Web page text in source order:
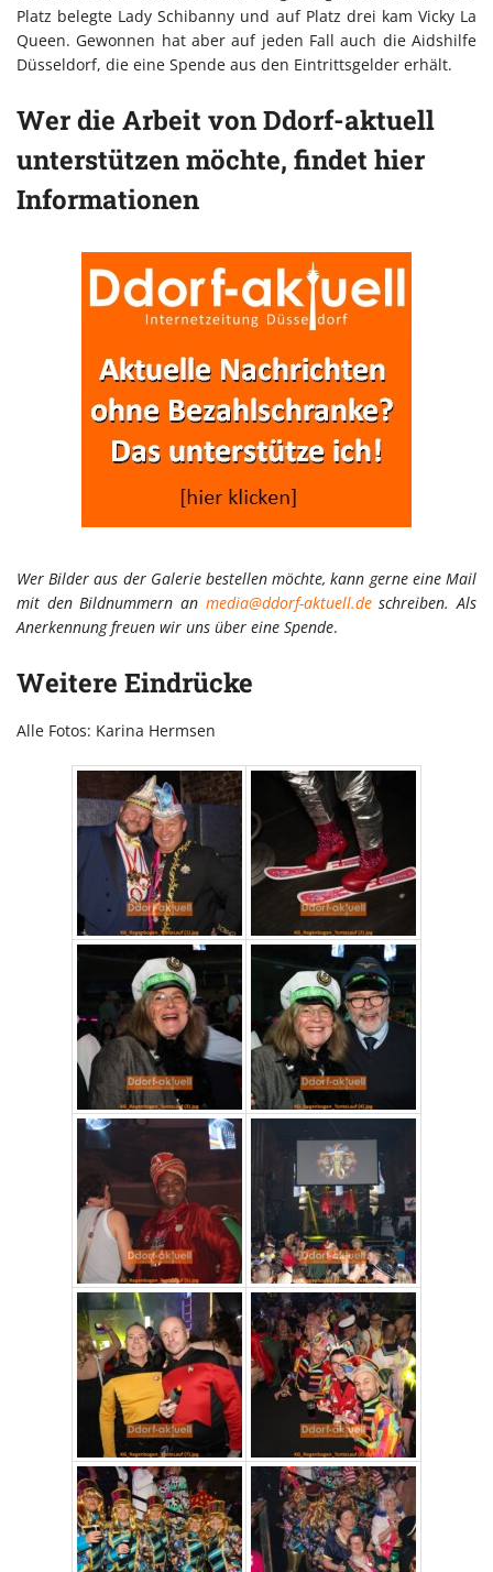
Platz belegte Lady Schibanny und auf Platz drei kam Vicky La
Queen. Gewonnen hat aber auf jeden Fall auch die Aidshilfe
Düsseldorf, die eine Spende aus den Eintrittsgelder erhält.
Wer die Arbeit von Ddorf-aktuell
unterstützen möchte, findet hier
Informationen
Wer Bilder aus der Galerie bestellen möchte, kann gerne eine Mail
mit den Bildnummern an media@ddorf-aktuell.deschreiben. Als
Anerkennung freuen wir uns über eine Spende.
Weitere Eindrücke
Alle Fotos: Karina Hermsen